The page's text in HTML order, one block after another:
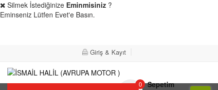
Silmek İstediğinize Eminmisiniz ?
Eminseniz Lütfen Evet'e Basın.
Giriş & Kayıt
0 Sepetim